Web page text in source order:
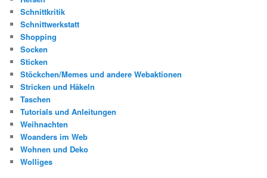
Schnittkritik
Schnittwerkstatt
Shopping
Socken
Sticken
Stöckchen/Memes und andere Webaktionen
Stricken und Häkeln
Taschen
Tutorials und Anleitungen
Weihnachten
Woanders im Web
Wohnen und Deko
Wolliges